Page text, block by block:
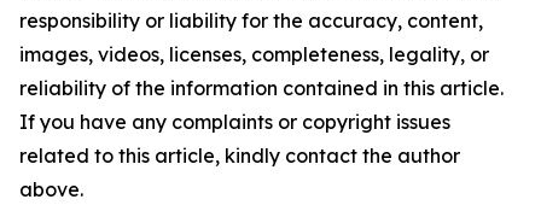
responsibility or liability for the accuracy, content,
images, videos, licenses, completeness, legality, or
reliability of the information contained in this article.
If you have any complaints or copyright issues
related to this article, kindly contact the author
above.